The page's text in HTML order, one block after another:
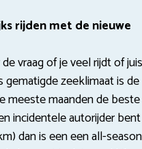
rijden met de nieuwe
vraag of je veel rijdt of
gematigde zeeklimaat is de
meeste maanden de
incidentele autorijder
dan is een een all-